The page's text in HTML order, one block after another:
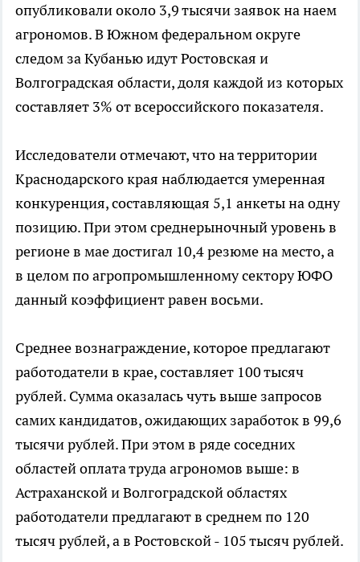
опубликовали около 3,9 тысячи заявок на наем
агрономов. В Южном федеральном округе
следом за Кубанью идут Ростовская и
Волгоградская области, доля каждой из которых
составляет 3% от всероссийского показателя.
Исследователи отмечают, что на территории
Краснодарского края наблюдается умеренная
конкуренция, составляющая 5,1 анкеты на одну
позицию. При этом среднерыночный уровень в
регионе в мае достигал 10,4 резюме на место, а
в целом по агропромышленному сектору ЮФО
данный коэффициент равен восьми.
Среднее вознаграждение, которое предлагают
работодатели в крае, составляет 100 тысяч
рублей. Сумма оказалась чуть выше запросов
самих кандидатов, ожидающих заработок в 99,6
тысячи рублей. При этом в ряде соседних
областей оплата труда агрономов выше: в
Астраханской и Волгоградской областях
работодатели предлагают в среднем по 120
тысяч рублей, а в Ростовской - 105 тысяч рублей.